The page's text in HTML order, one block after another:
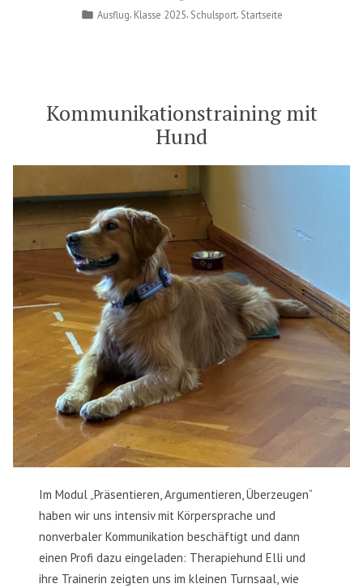
by
Posted
Ausflug Klasse 2025 Schulsport, Startseite
Kommunikationstraining mit
Hund
Im Modul „Präsentieren, Argumentieren, Überzeugen“
haben wir uns intensiv mit Körpersprache und
nonverbaler Kommunikation beschäftigt und dann
einen Profi dazu eingeladen: Therapiehund Elli und
ihre Trainerin zeigten uns im kleinen Turnsaal, wie